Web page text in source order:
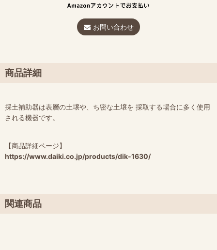
お問い合わせ
商品詳細
採土補助器は表層の土壌や、ち密な土壌を 採取する場合に多く使用
される機器です。
【商品詳細ページ】
https://www.daiki.co.jp/products/dik-1630/
関連商品